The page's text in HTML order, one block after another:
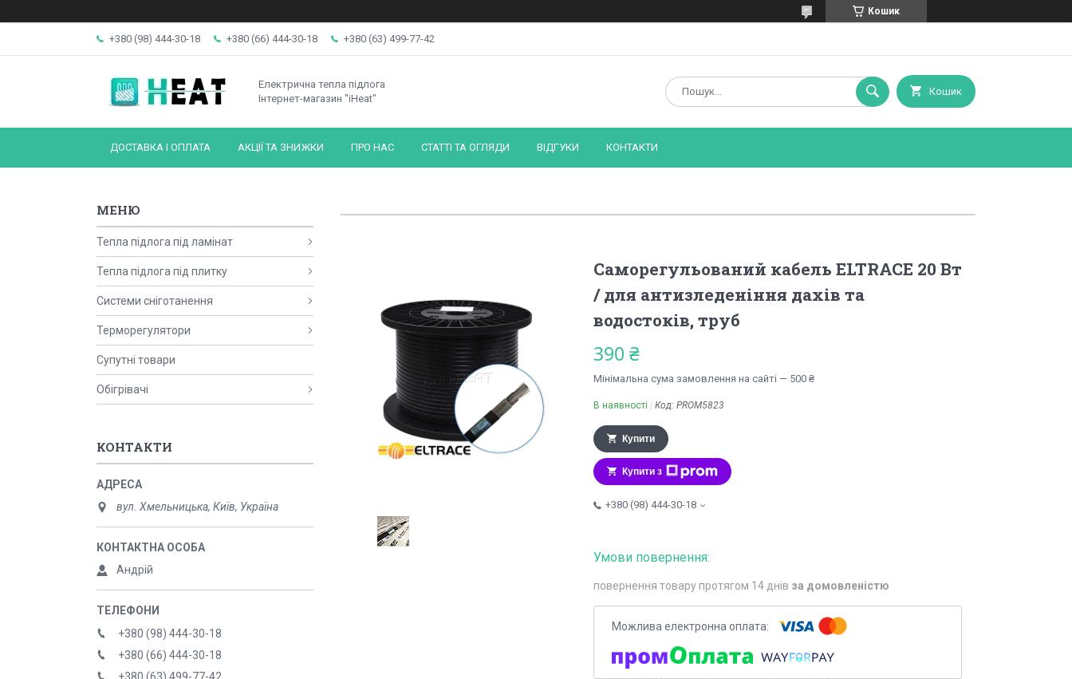
Кошик
+380 (98) 444-30-18 +380 (66) 444-30-18 +380 (63) 499-77-42
Електрична тепла підлога
Інтернет-магазин "iHeat"
Кошик
ДОСТАВКА І ОПЛАТА АКЦІЇ ТА ЗНИЖКИ ПРО НАС СТАТТІ ТА ОГЛЯДИ ВІДГУКИ КОНТАКТИ
Саморегульований кабель ELTRACE 20 Вт
/ для антизледеніння дахів та
водостоків, труб
390 ₴
Мінімальна сума замовлення на сайті — 500 ₴
В наявності Код: PROM5823
Купити
Купити з
+380 (98) 444-30-18
повернення товару протягом 14 днів за домовленістю
Тепла підлога під ламінат
Тепла підлога під плитку
Системи сніготанення
Терморегулятори
Супутні товари
Обігрівачі
КОНТАКТИ
вул. Хмельницька, Київ, Україна
Андрій
+380 (98) 444-30-18
+380 (66) 444-30-18